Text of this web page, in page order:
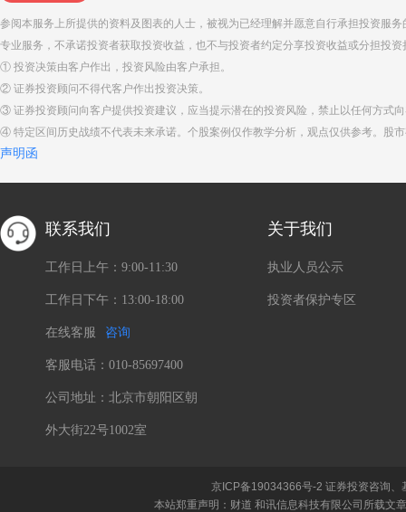
参阅本服务上所提供的资料及图表的人士，被视为已经理解并愿意自行承担投资服
专业服务，不承诺投资者获取投资收益，也不与投资者约定分享投资收益或分担投
① 投资决策由客户作出，投资风险由客户承担。
② 证券投资顾问不得代客户作出投资决策。
③ 证券投资顾问向客户提供投资建议，应当提示潜在的投资风险，禁止以任何方式
④ 特定区间历史战绩不代表未来承诺。个股案例仅作教学分析，观点仅供参考。股
声明函
联系我们
工作日上午：9:00-11:30
工作日下午：13:00-18:00
在线客服 咨询
客服电话：010-85697400
公司地址：北京市朝阳区朝
外大街22号1002室
关于我们
执业人员公示
投资者保护专区
京ICP备19034366号-2 证券投资咨询、
本站郑重声明：财道 和讯信息科技有限公司所载文